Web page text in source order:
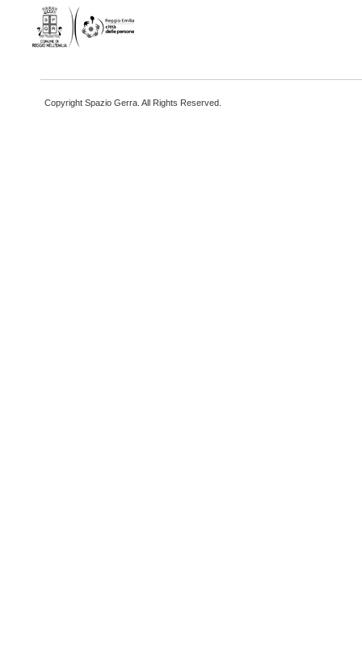
Copyright Spazio Gerra. All Rights Reserved.